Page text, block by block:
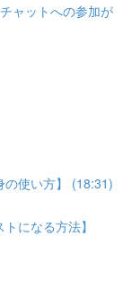
ャットへの参加が
の使い方】 (18:31)
になる方法】